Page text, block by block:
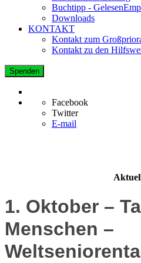
Buchtipp -
Downloads
KONTAKT
Kontakt zum
Kontakt zu den
Spenden
Facebook
Twitter
E-mail
1. Oktober –
Menschen –